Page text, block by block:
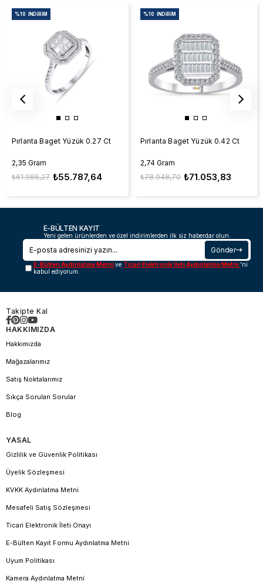
Pırlanta Baget Yüzük 0.27 Ct
2,35 Gram
₺55.787,64
₺61.986,27
%10 İNDIRIM
Pırlanta Baget Yüzük 0.42 Ct
2,74 Gram
₺71.053,83
₺78.948,70
%10 İNDIRIM
E-BÜLTEN KAYIT
Yeni gelen ürünlerden ve özel indirimlerden ilk siz haberdar olun.
Gönder
E-Bülten Aydınlatma Metnive Ticari Elektronik İleti Aydınlatma Metni 'ni
kabul ediyorum.
Takipte Kal
HAKKIMIZDA
Hakkımızda
Mağazalarımız
Satış Noktalarımız
Sıkça Sorulan Sorular
Blog
YASAL
Gizlilik ve Güvenlik Politikası
Üyelik Sözleşmesi
KVKK Aydınlatma Metni
Mesafeli Satış Sözleşmesi
Ticari Elektronik İleti Onayı
E-Bülten Kayıt Formu Aydınlatma Metni
Uyum Politikası
Kamera Aydınlatma Metni